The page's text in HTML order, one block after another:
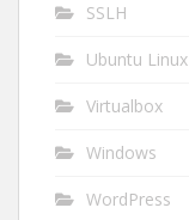
SSLH
Ubuntu Linux
Virtualbox
Windows
WordPress